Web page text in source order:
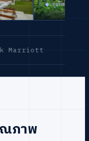
◆ภูเก็ต2023
◆Pullman Khao
ภาพ